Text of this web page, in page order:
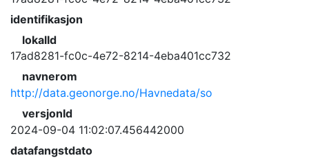
identifikasjon
lokalId
17ad8281-fc0c-4e72-8214-4eba401cc732
navnerom
http://data.geonorge.no/Havnedata/so
versjonId
2024-09-04 11:02:07.456442000
datafangstdato